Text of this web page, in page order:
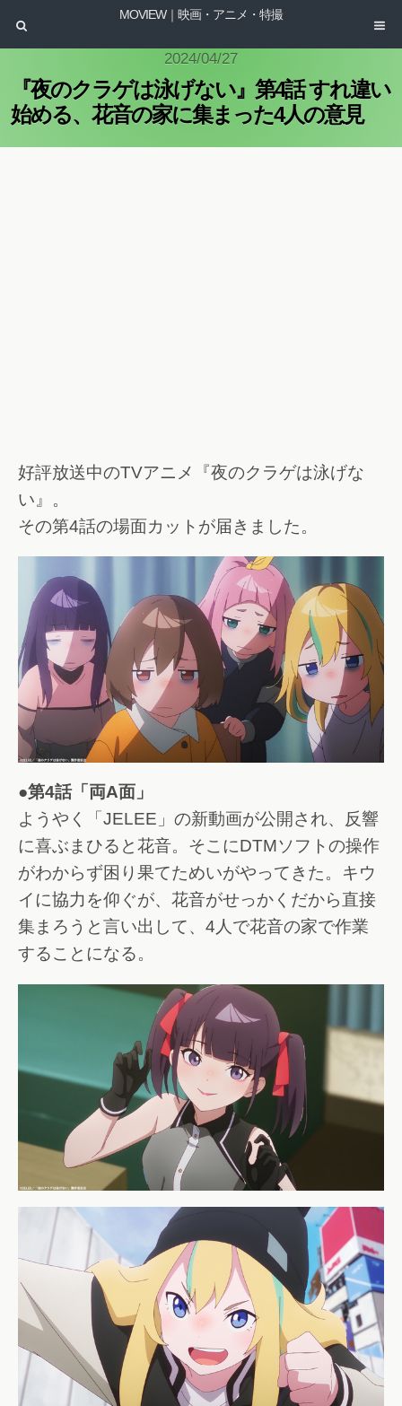
MOVIEW｜映画・アニメ・特撮
2024/04/27
『夜のクラゲは泳げない』第4話 すれ違い
始める、花音の家に集まった4人の意見
好評放送中のTVアニメ『夜のクラゲは泳げな
い』。
その第4話の場面カットが届きました。
●第4話「両A面」
ようやく「JELEE」の新動画が公開され、反響
に喜ぶまひると花音。そこにDTMソフトの操作
がわからず困り果てためいがやってきた。キウ
イに協力を仰ぐが、花音がせっかくだから直接
集まろうと言い出して、4人で花音の家で作業
することになる。